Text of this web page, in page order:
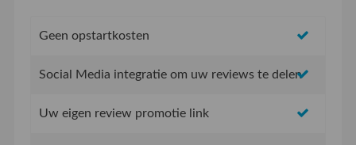
Geen opstartkosten
Social Media integratie om uw reviews te delen
Uw eigen review promotie link